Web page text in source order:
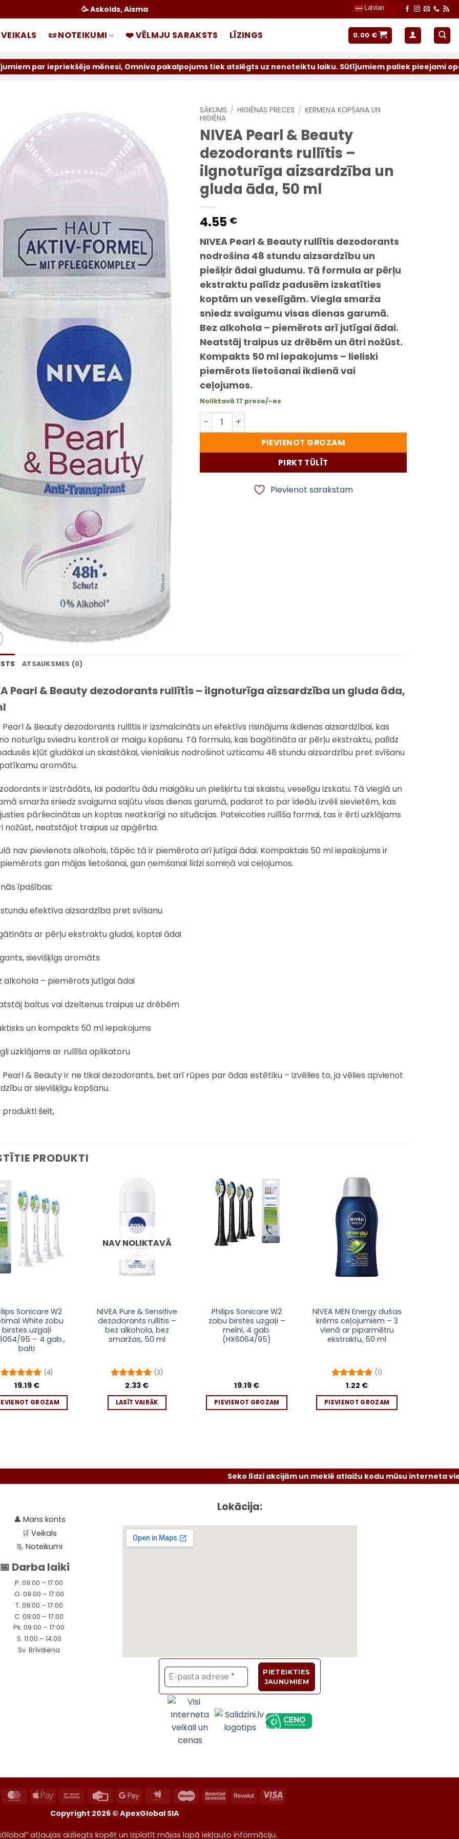
🥳 Askolds, Aisma Latvian
VEIKALS 📜 NOTEIKUMI ❤️ VĒLMJU SARAKSTS LĪZINGS 0.00 €
mēnesi, Omniva pakalpojums tiek atslēgts uz nenoteiktu laiku. Sūtījumiem paliek pieejami operatori:
Pievienot
sarakstam
SĀKUMS / HIGIĒNAS PRECES / ĶERMEŅA KOPŠANA UN
HIGIĒNA
NIVEA Pearl & Beauty
dezodorants rullītis –
ilgnoturīga aizsardzība un
gluda āda, 50 ml
4.55 €
NIVEA Pearl & Beauty rullītis dezodorants
nodrošina 48 stundu aizsardzību un
piešķir ādai gludumu. Tā formula ar pērļu
ekstraktu palīdz padusēm izskatīties
koptām un veselīgām. Viegla smarža
sniedz svaigumu visas dienas garumā.
Bez alkohola – piemērots arī jutīgai ādai.
Neatstāj traipus uz drēbēm un ātri nožūst.
Kompakts 50 ml iepakojums – lieliski
piemērots lietošanai ikdienā vai
ceļojumos.
Noliktavā 17 prece/-es
NIVEA Pearl & Beauty dezodorants rullītis – ilgnoturīga
PIEVIENOT GROZAM
PIRKT TŪLĪT
Pievienot sarakstam
ATSAUKSMES (0)
Pearl & Beauty dezodorants rullītis – ilgnoturīga aizsardzība un gluda āda,
Pearl & Beauty dezodorants rullītis ir izsmalcināts un efektīvs risinājums ikdienas aizsardzībai, kas
noturīgu sviedru kontroli ar maigu kopšanu. Tā formula, kas bagātināta ar pērļu ekstraktu, palīdz
kļūt gludākai un skaistākai, vienlaikus nodrošinot uzticamu 48 stundu aizsardzību pret svīšanu
aromātu.
ir izstrādāts, lai padarītu ādu maigāku un piešķirtu tai skaistu, veselīgu izskatu. Tā vieglā un
smarža sniedz svaiguma sajūtu visas dienas garumā, padarot to par ideālu izvēli sievietēm, kas
pārliecinātas un koptas neatkarīgi no situācijas. Pateicoties rullīša formai, tas ir ērti uzklājams
nožūst, neatstājot traipus uz apģērba.
nav pievienots alkohols, tāpēc tā ir piemērota arī jutīgai ādai. Kompaktais 50 ml iepakojums ir
gan mājas lietošanai, gan ņemšanai līdzi somiņā vai ceļojumos.
īpašības:
efektīva aizsardzība pret svīšanu
ar pērļu ekstraktu gludai, koptai ādai
sievišķīgs aromāts
alkohola – piemērots jutīgai ādai
baltus vai dzeltenus traipus uz drēbēm
un kompakts 50 ml iepakojums
uzklājams ar rullīša aplikatoru
Pearl & Beauty ir ne tikai dezodorants, bet arī rūpes par ādas estētiku – izvēlies to, ja vēlies apvienot
ar sievišķīgu kopšanu.
produkti šeit,
PRODUKTI
Pievienot
sarakstam
Sonicare W2
White zobu
birstes uzgaļi
95 – 4 gab.,
balti
Novērtēts
(4)
19.19 €
GROZAM
sarakstam
NAV NOLIKTAVĀ
NIVEA Pure & Sensitive
dezodorants rullītis –
bez alkohola, bez
smaržas, 50 ml
Novērtēts
(3)
2.33 €
LASĪT VAIRĀK
Pievienot
sarakstam
Philips Sonicare W2
zobu birstes uzgaļi –
melni, 4 gab.
(HX6064/95)
19.19 €
PIEVIENOT GROZAM
Pievienot
sarakstam
NIVEA MEN Energy dušas
krēms ceļojumiem – 3
vienā ar piparmētru
ekstraktu, 50 ml
Novērtēts
(1)
1.22 €
PIEVIENOT GROZAM
Seko līdzi akcijām un meklē atlaižu kodu mūsu interneta vietnē vai
👤 Mans konts
🛒Veikals
📃Noteikumi
📅 Darba laiki
P. 09:00 – 17:00
O. 09:00 – 17:00
T. 09:00 – 17:00
C. 09:00 – 17:00
Pk. 09:00 – 17:00
S. 11:00 – 14:00
Sv. Brīvdiena
Lokācija:
MasterCard
Apple
Bank
Credit Google
Google
MaestroMasterCard
RevolutVisa
Copyright 2026 © ApexGlobal SIA
atļaujas aizliegts kopēt un izplatīt mājas lapā iekļauto informāciju.